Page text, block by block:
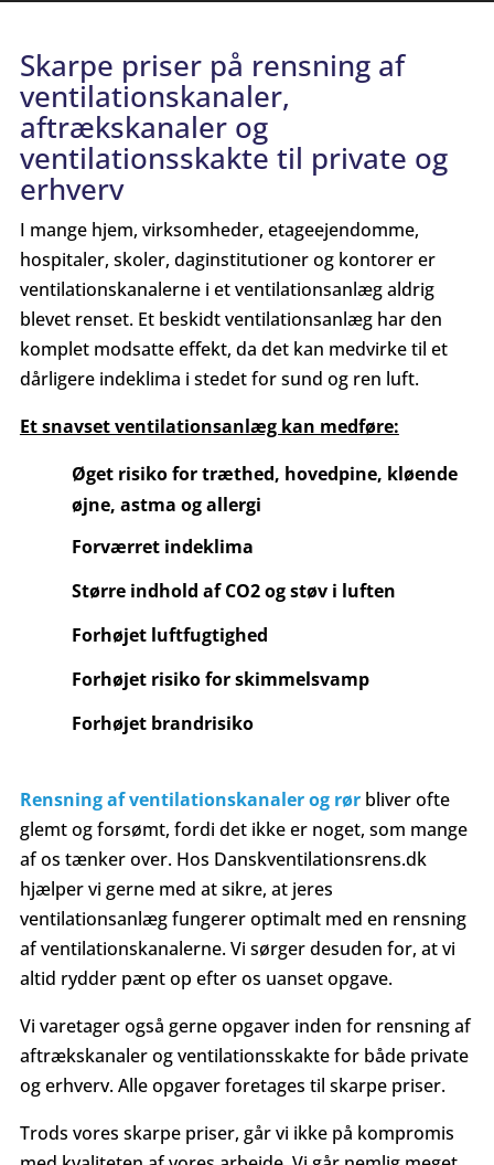
Skarpe priser på rensning af
ventilationskanaler,
aftrækskanaler og
ventilationsskakte til private og
erhverv
I mange hjem, virksomheder, etageejendomme,
hospitaler, skoler, daginstitutioner og kontorer er
ventilationskanalerne i et ventilationsanlæg aldrig
blevet renset. Et beskidt ventilationsanlæg har den
komplet modsatte effekt, da det kan medvirke til et
dårligere indeklima i stedet for sund og ren luft.
Et snavset ventilationsanlæg kan medføre:
Øget risiko for træthed, hovedpine, kløende
øjne, astma og allergi
Forværret indeklima
Større indhold af CO2 og støv i luften
Forhøjet luftfugtighed
Forhøjet risiko for skimmelsvamp
Forhøjet brandrisiko
Rensning af ventilationskanaler og rørbliver ofte
glemt og forsømt, fordi det ikke er noget, som mange
af os tænker over. Hos Danskventilationsrens.dk
hjælper vi gerne med at sikre, at jeres
ventilationsanlæg fungerer optimalt med en rensning
af ventilationskanalerne. Vi sørger desuden for, at vi
altid rydder pænt op efter os uanset opgave.
Vi varetager også gerne opgaver inden for rensning af
aftrækskanaler og ventilationsskakte for både private
og erhverv. Alle opgaver foretages til skarpe priser.
Trods vores skarpe priser, går vi ikke på kompromis